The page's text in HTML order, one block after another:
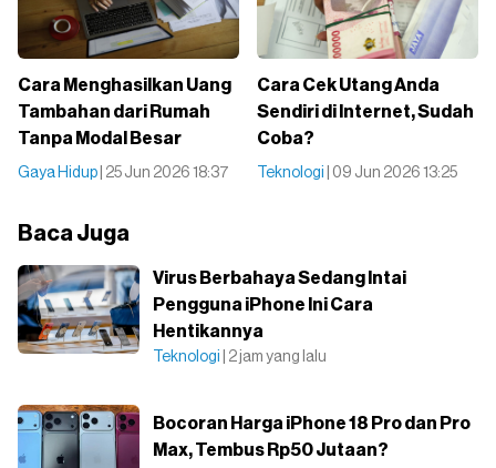
Cara Menghasilkan Uang
Tambahan dari Rumah
Tanpa Modal Besar
Gaya Hidup | 25 Jun 2026 18:37
Cara Cek Utang Anda
Sendiri di Internet, Sudah
Coba?
Teknologi | 09 Jun 2026 13:25
Baca Juga
Virus Berbahaya Sedang Intai
Pengguna iPhone Ini Cara
Hentikannya
Teknologi | 2 jam yang lalu
Bocoran Harga iPhone 18 Pro dan Pro
Max, Tembus Rp50 Jutaan?